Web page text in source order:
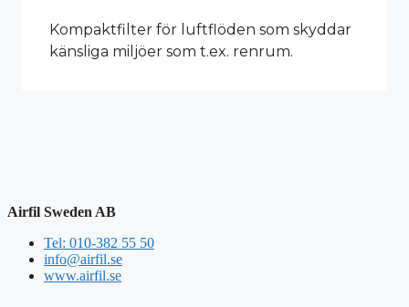
Kompaktfilter för luftflöden som skyddar
känsliga miljöer som t.ex. renrum.
Airfil Sweden AB
Tel: 010-382 55 50
info@airfil.se
www.airfil.se